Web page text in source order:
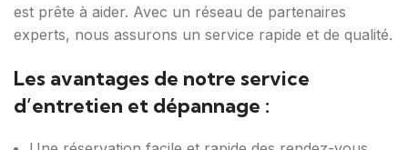
est prête à aider. Avec un réseau de partenaires
experts, nous assurons un service rapide et de qualité.
Les avantages de notre service
d’entretien et dépannage :